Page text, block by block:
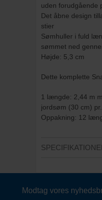
uden forudgående
Det åbne design
stier
Sømhuller i fuld
sømmet ned
Højde: 5,3 cm
Dette komplette
1 længde: 2,44 m
jordsøm (30 cm)
Oppakning: 12
Modtag vores